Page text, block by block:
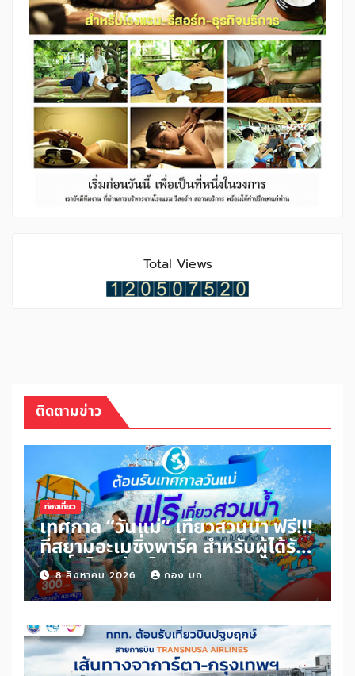
Total Views
ติดตามข่าว
ท่องเที่ยว
เทศกาล “วันแม่” เที่ยวสวนน้ำ ฟรี!!!
ที่สยามอะเมซิ่งพาร์ค สำหรับผู้ได้รับ
สิทธิ์ “ไทยช่วยไทยพลัส” และผู้ถือ
“บัตรสวัสดิการแห่งรัฐ” เพิ่มเพียง
100 บาท สนุกได้ทั้งสวนน้ำและสวน
สนุกไม่อั้นตลอดวัน
8 สิงหาคม 2026 กอง บก.